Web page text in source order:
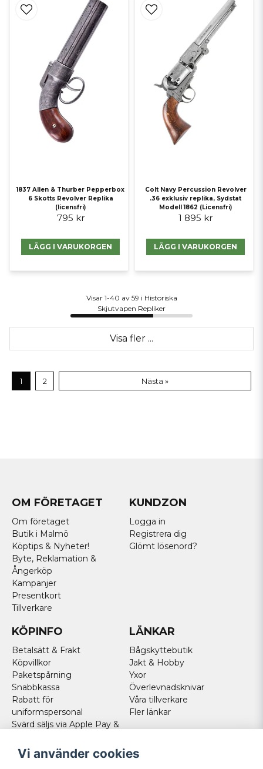
1837 Allen & Thurber Pepperbox
6 Skotts Revolver Replika
(licensfri)
795 kr
LÄGG I VARUKORGEN
Colt Navy Percussion Revolver
.36 exklusiv replika, Sydstat
Modell 1862 (Licensfri)
1 895 kr
LÄGG I VARUKORGEN
Visar 1-40 av 59 i Historiska
Skjutvapen Repliker
Visa fler ...
1 2 Nästa »
OM FÖRETAGET
Om företaget
Butik i Malmö
Köptips & Nyheter!
Byte, Reklamation &
Ångerköp
Kampanjer
Presentkort
Tillverkare
KUNDZON
Logga in
Registrera dig
Glömt lösenord?
KÖPINFO
Betalsätt & Frakt
Köpvillkor
Paketspårning
Snabbkassa
Rabatt för
uniformspersonal
Svärd säljs via Apple Pay &
Norska kunder
Cookies
LÄNKAR
Bågskyttebutik
Jakt & Hobby
Yxor
Överlevnadsknivar
Våra tillverkare
Fler länkar
Vi använder cookies